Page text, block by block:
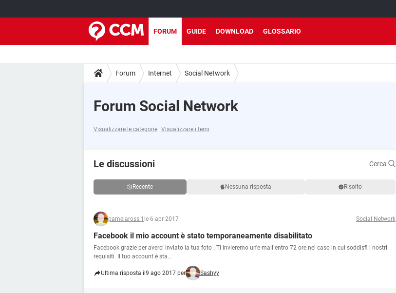
FORUM GUIDE DOWNLOAD GLOSSARIO
Forum Internet Social Network
Forum Social Network
Visualizzare le categorie Visualizzare i temi
Le discussioni Cerca
Recente Nessuna risposta Risolto
pamelarossi1 le 6 apr 2017 Social Network
Facebook il mio account è stato temporaneamente disabilitato
Facebook grazie per averci inviato la tua foto . Ti invieremo un'e-mail entro 72 ore nel caso in cui soddisfi i nostri
requisiti. Il tuo account è sta...
Ultima risposta il 9 ago 2017 per Sashyy